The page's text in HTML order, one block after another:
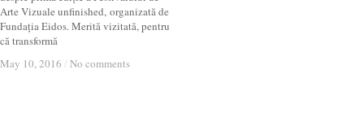
Arte Vizuale unfinished, organizată de
Fundația Eidos. Merită vizitată, pentru
că transformă
May 10, 2016 / No comments
May 10, 2016 / No comments